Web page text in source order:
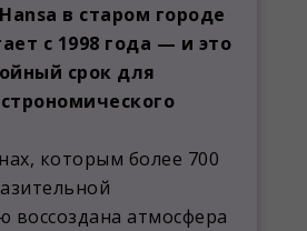
в старом городе
с 1998 года — и это
срок для
которым более 700
воссоздана атмосфера